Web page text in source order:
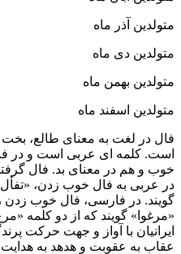
متولدین آذر ماه
متولدین دی ماه
متولدین بهمن ماه
متولدین اسفند ماه
فال در لغت به معنای طالع، بخت
است. کلمه ای عربی است و در
خوب و هم در معنای بد. فال
در عربی به فال خوب زدن،
گویند. در فارسی، فال خوب زدن
«مرغوا» گویند که از دو کلمه
ایرانیان با آواز و جهت حرکت
عقاب به عقوبت و هدهد به هدایت